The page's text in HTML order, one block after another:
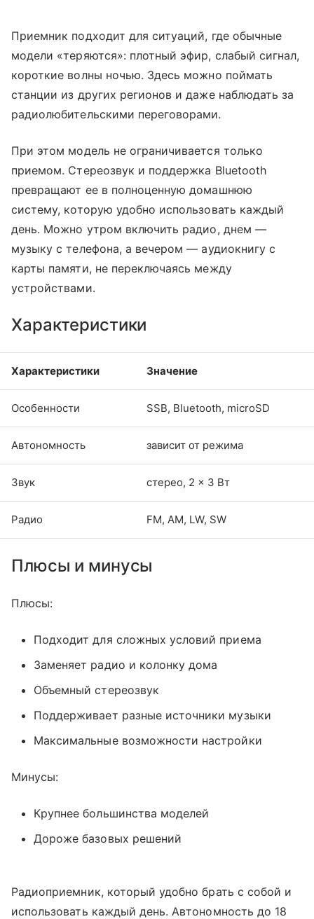
Приемник подходит для ситуаций, где обычные
модели «теряются»: плотный эфир, слабый сигнал,
короткие волны ночью. Здесь можно поймать
станции из других регионов и даже наблюдать за
радиолюбительскими переговорами.
При этом модель не ограничивается только
приемом. Стереозвук и поддержка Bluetooth
превращают ее в полноценную домашнюю
систему, которую удобно использовать каждый
день. Можно утром включить радио, днем —
музыку с телефона, а вечером — аудиокнигу с
карты памяти, не переключаясь между
устройствами.
Характеристики
Характеристики Значение
Особенности SSB, Bluetooth, microSD
Автономность зависит от режима
Звук стерео, 2 × 3 Вт
Радио FM, AM, LW, SW
Плюсы и минусы
Плюсы:
Подходит для сложных условий приема
Заменяет радио и колонку дома
Объемный стереозвук
Поддерживает разные источники музыки
Максимальные возможности настройки
Минусы:
Крупнее большинства моделей
Дороже базовых решений
Радиоприемник, который удобно брать с собой и
использовать каждый день. Автономность до 18